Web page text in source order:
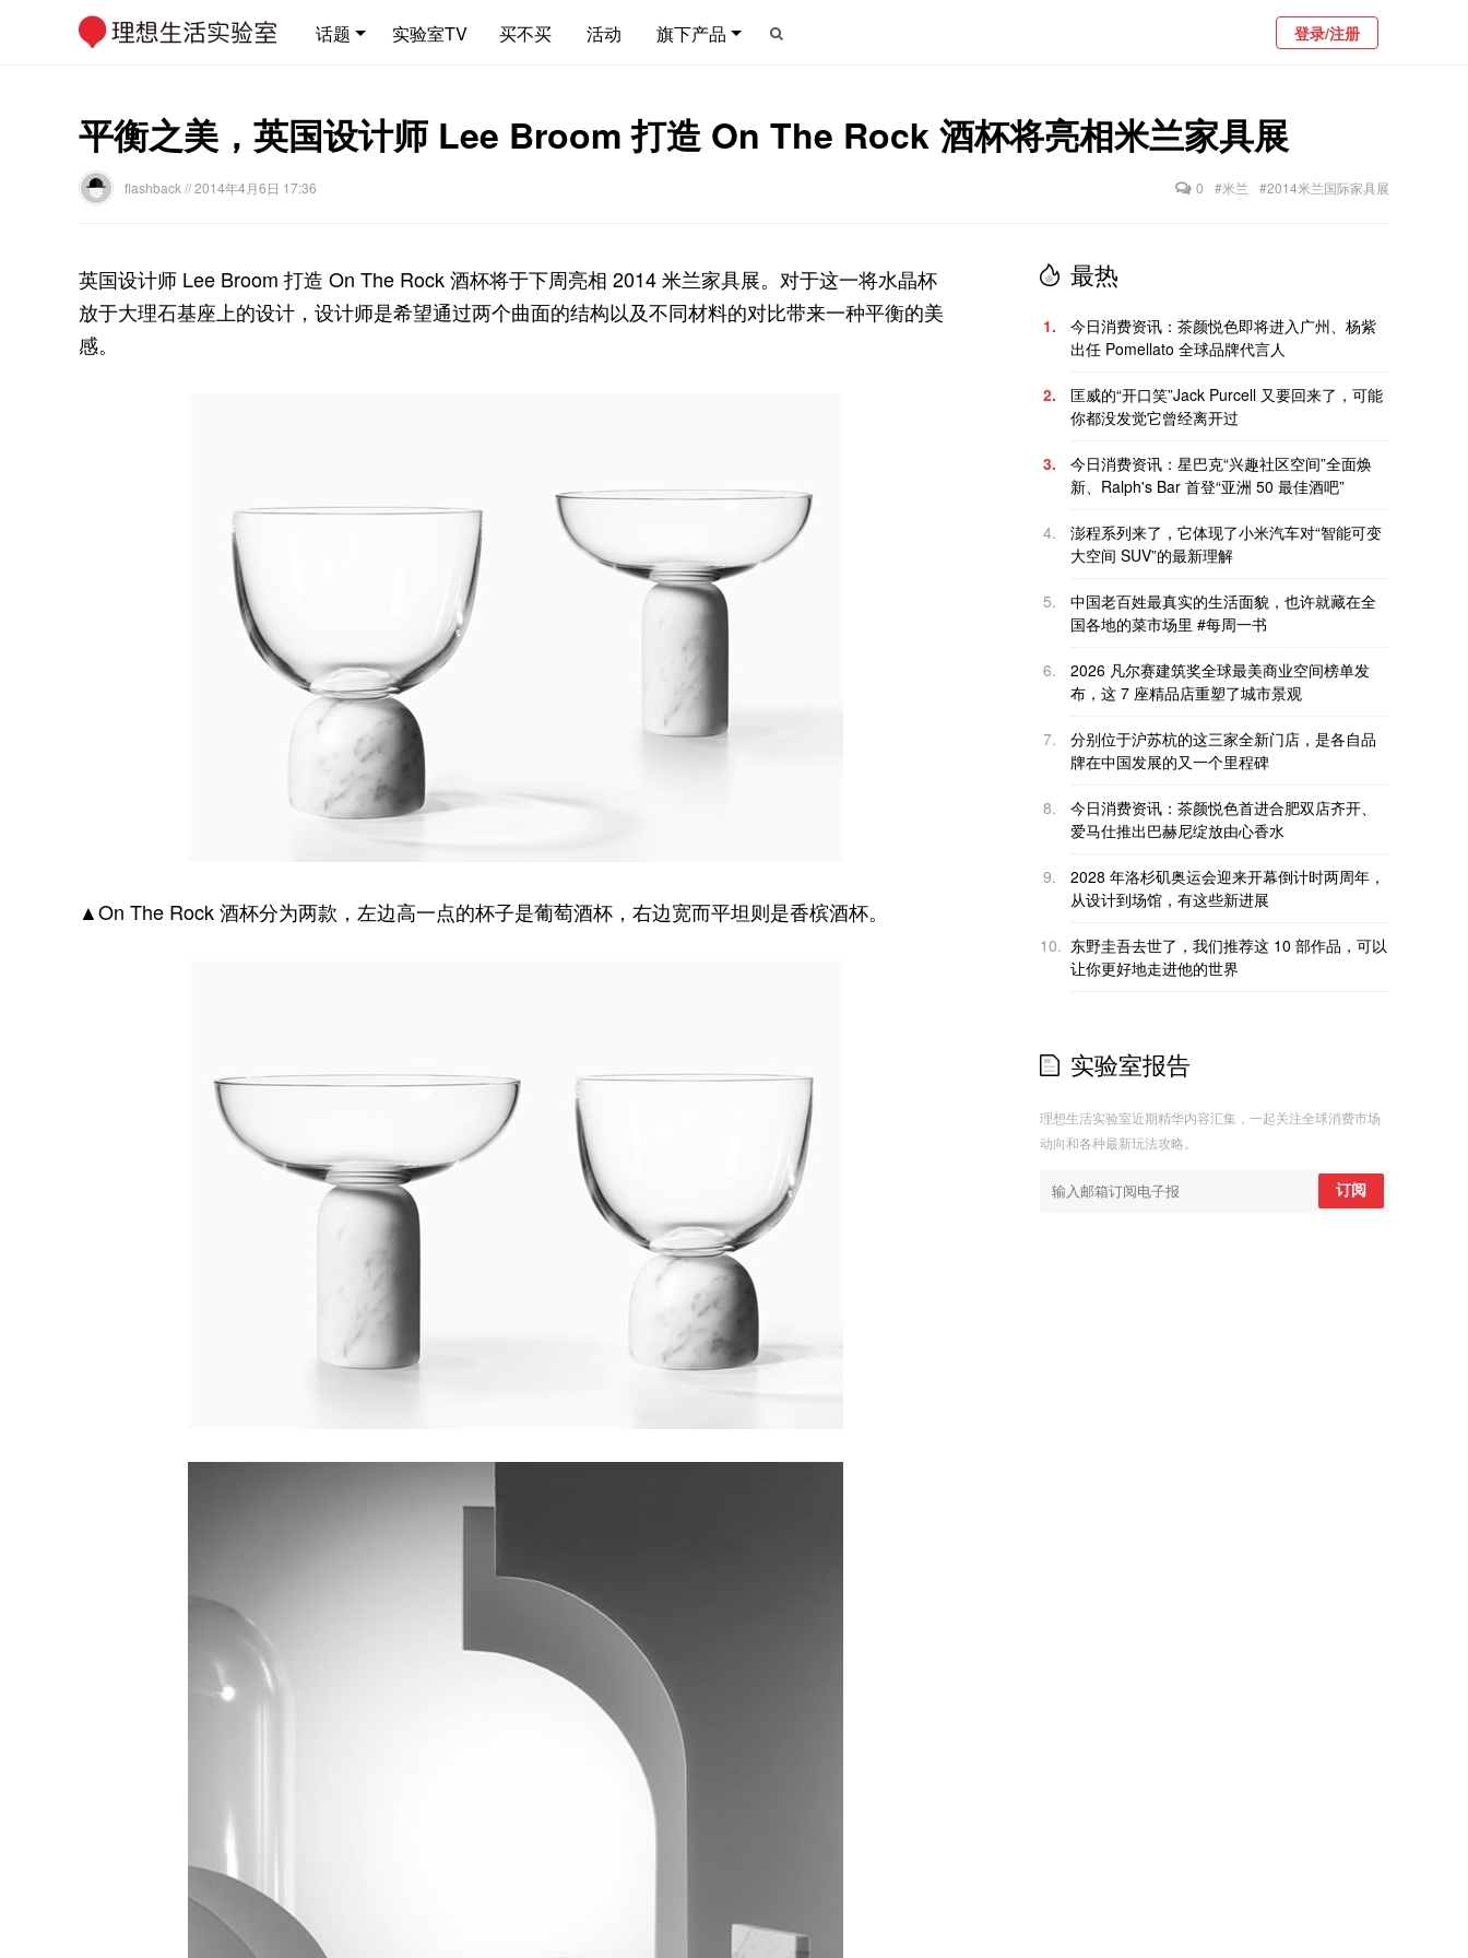
话题 实验室TV 买不买 活动 旗下产品 登录/注册
平衡之美，英国设计师 Lee Broom 打造 On The Rock 酒杯将亮相米兰家具展
flashback // 2014年4月6日 17:36 0 #米兰 #2014米兰国际家具展
英国设计师 Lee Broom 打造 On The Rock 酒杯将于下周亮相 2014 米兰家具展。对于这一将水晶杯
放于大理石基座上的设计，设计师是希望通过两个曲面的结构以及不同材料的对比带来一种平衡的美
感。
▲On The Rock 酒杯分为两款，左边高一点的杯子是葡萄酒杯，右边宽而平坦则是香槟酒杯。
最热
1.
今日消费资讯：茶颜悦色即将进入广州、杨紫
出任 Pomellato 全球品牌代言人
2.
匡威的“开口笑”Jack Purcell 又要回来了，可能
你都没发觉它曾经离开过
3.
今日消费资讯：星巴克“兴趣社区空间”全面焕
新、Ralph's Bar 首登“亚洲 50 最佳酒吧”
4.
澎程系列来了，它体现了小米汽车对“智能可变
大空间 SUV”的最新理解
5.
中国老百姓最真实的生活面貌，也许就藏在全
国各地的菜市场里 #每周一书
6.
2026 凡尔赛建筑奖全球最美商业空间榜单发
布，这 7 座精品店重塑了城市景观
7.
分别位于沪苏杭的这三家全新门店，是各自品
牌在中国发展的又一个里程碑
8.
今日消费资讯：茶颜悦色首进合肥双店齐开、
爱马仕推出巴赫尼绽放由心香水
9.
2028 年洛杉矶奥运会迎来开幕倒计时两周年，
从设计到场馆，有这些新进展
10. 东野圭吾去世了，我们推荐这 10 部作品，可以
让你更好地走进他的世界
实验室报告
理想生活实验室近期精华内容汇集，一起关注全球消费市场
动向和各种最新玩法攻略。